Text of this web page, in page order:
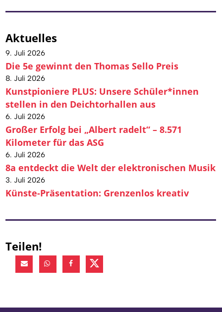
Aktuelles
9. Juli 2026
Die 5e gewinnt den Thomas Sello Preis
8. Juli 2026
Kunstpioniere PLUS: Unsere Schüler*innen
stellen in den Deichtorhallen aus
6. Juli 2026
Großer Erfolg bei „Albert radelt“ – 8.571
Kilometer für das ASG
6. Juli 2026
8a entdeckt die Welt der elektronischen Musik
3. Juli 2026
Künste-Präsentation: Grenzenlos kreativ
Teilen!